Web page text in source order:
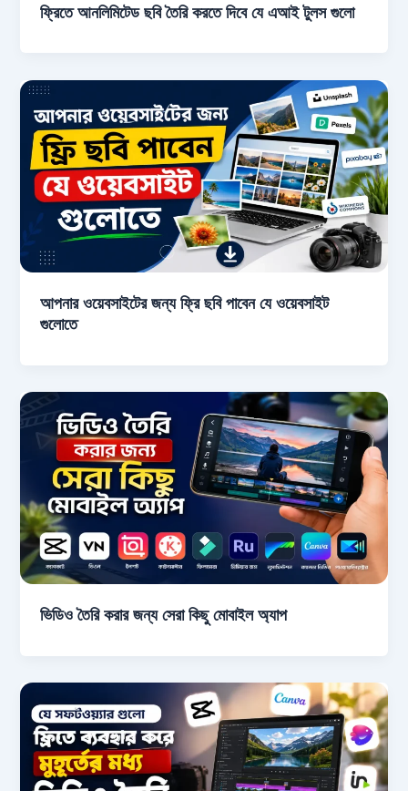
ফ্রিতে আনলিমিটেড ছবি তৈরি করতে দিবে যে এআই টুলস গুলো
আপনার ওয়েবসাইটের জন্য ফ্রি ছবি পাবেন যে ওয়েবসাইট
গুলোতে
ভিডিও তৈরি করার জন্য সেরা কিছু মোবাইল অ্যাপ